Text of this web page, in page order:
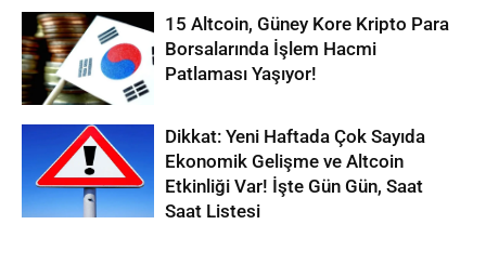
15 Altcoin, Güney Kore Kripto Para
Borsalarında İşlem Hacmi
Patlaması Yaşıyor!
Dikkat: Yeni Haftada Çok Sayıda
Ekonomik Gelişme ve Altcoin
Etkinliği Var! İşte Gün Gün, Saat
Saat Listesi